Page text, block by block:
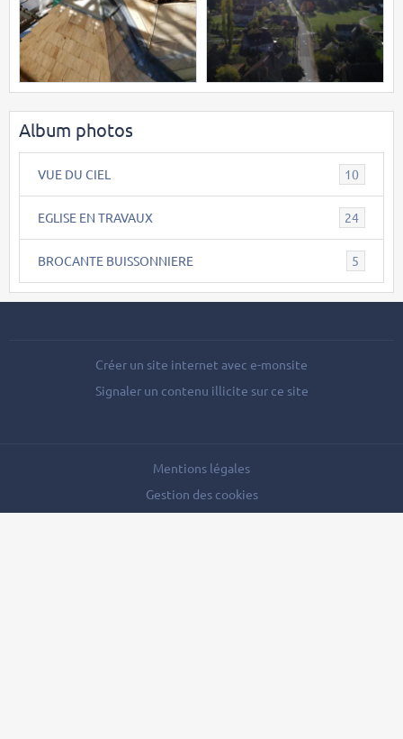
Album photos
VUE DU CIEL 10
EGLISE EN TRAVAUX 24
BROCANTE BUISSONNIERE 5
Créer un site internet avec e-monsite
Signaler un contenu illicite sur ce site
Mentions légales
Gestion des cookies